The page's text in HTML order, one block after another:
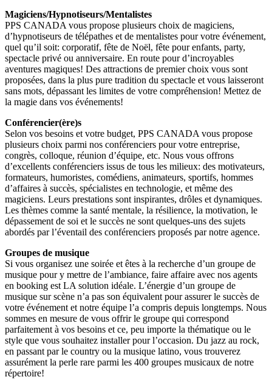
Magiciens/Hypnotiseurs/Mentalistes
PPS CANADA vous propose plusieurs choix de magiciens,
d’hypnotiseurs de télépathes et de mentalistes pour votre événement,
quel qu’il soit: corporatif, fête de Noël, fête pour enfants, party,
spectacle privé ou anniversaire. En route pour d’incroyables
aventures magiques! Des attractions de premier choix vous sont
proposées, dans la plus pure tradition du spectacle et vous laisseront
sans mots, dépassant les limites de votre compréhension! Mettez de
la magie dans vos événements!
Conférencier(ère)s
Selon vos besoins et votre budget, PPS CANADA vous propose
plusieurs choix parmi nos conférenciers pour votre entreprise,
congrès, colloque, réunion d’équipe, etc. Nous vous offrons
d’excellents conférenciers issus de tous les milieux: des motivateurs,
formateurs, humoristes, comédiens, animateurs, sportifs, hommes
d’affaires à succès, spécialistes en technologie, et même des
magiciens. Leurs prestations sont inspirantes, drôles et dynamiques.
Les thèmes comme la santé mentale, la résilience, la motivation, le
dépassement de soi et le succès ne sont quelques-uns des sujets
abordés par l’éventail des conférenciers proposés par notre agence.
Groupes de musique
Si vous organisez une soirée et êtes à la recherche d’un groupe de
musique pour y mettre de l’ambiance, faire affaire avec nos agents
en booking est LA solution idéale. L’énergie d’un groupe de
musique sur scène n’a pas son équivalent pour assurer le succès de
votre événement et notre équipe l’a compris depuis longtemps. Nous
sommes en mesure de vous offrir le groupe qui correspond
parfaitement à vos besoins et ce, peu importe la thématique ou le
style que vous souhaitez installer pour l’occasion. Du jazz au rock,
en passant par le country ou la musique latino, vous trouverez
assurément la perle rare parmi les 400 groupes musicaux de notre
répertoire!